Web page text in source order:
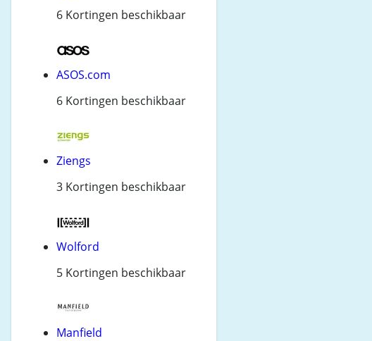
6 Kortingen beschikbaar
ASOS.com
6 Kortingen beschikbaar
Ziengs
3 Kortingen beschikbaar
Wolford
5 Kortingen beschikbaar
Manfield